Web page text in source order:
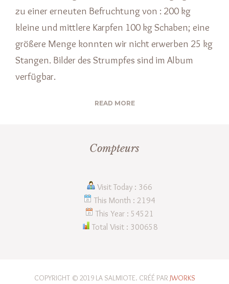
zu einer erneuten Befruchtung von : 200 kg
kleine und mittlere Karpfen 100 kg Schaben; eine
größere Menge konnten wir nicht erwerben 25 kg
Stangen. Bilder des Strumpfes sind im Album
verfügbar.
READ MORE
Compteurs
Visit Today : 366
This Month : 2194
This Year : 54521
Total Visit : 300658
COPYRIGHT © 2019 LA SALMIOTE. CRÉÉ PAR JWORKS